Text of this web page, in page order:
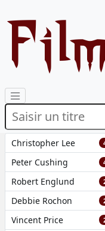
Christopher Lee
Peter Cushing
Robert Englund
Debbie Rochon
Vincent Price